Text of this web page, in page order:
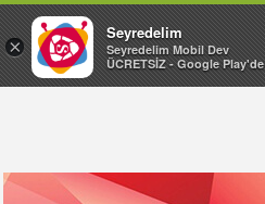
×
Seyredelim
Seyredelim Mobil Dev
ÜCRETSİZ - Google Play'de